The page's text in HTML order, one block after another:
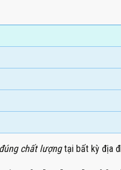
chất lượngtại bất kỳ địa